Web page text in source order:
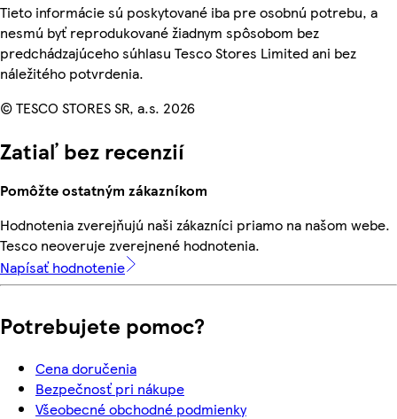
Tieto informácie sú poskytované iba pre osobnú potrebu, a
nesmú byť reprodukované žiadnym spôsobom bez
predchádzajúceho súhlasu Tesco Stores Limited ani bez
náležitého potvrdenia.
© TESCO STORES SR, a.s. 2026
Zatiaľ bez recenzií
Pomôžte ostatným zákazníkom
Hodnotenia zverejňujú naši zákazníci priamo na našom webe.
Tesco neoveruje zverejnené hodnotenia.
Napísať hodnotenie
Potrebujete pomoc?
Cena doručenia
Bezpečnosť pri nákupe
Všeobecné obchodné podmienky